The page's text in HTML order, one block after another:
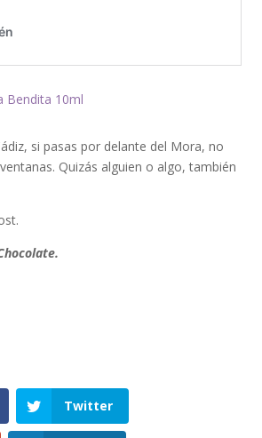
Bendita 10ml
si pasas por delante del Mora, no
Quizás alguien o algo, también
Twitter